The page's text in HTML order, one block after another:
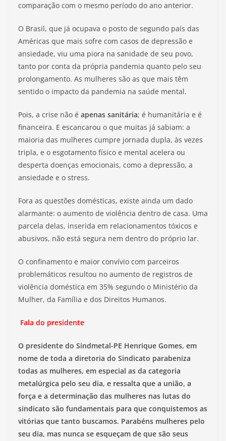
comparação com o mesmo período do ano anterior.
O Brasil, que já ocupava o posto de segundo país das
Américas que mais sofre com casos de depressão e
ansiedade, viu uma piora na sanidade de seu povo,
tanto por conta da própria pandemia quanto pelo seu
prolongamento. As mulheres são as que mais têm
sentido o impacto da pandemia na saúde mental.
Pois, a crise não é apenas sanitária; é humanitária e é
financeira. E escancarou o que muitas já sabiam: a
maioria das mulheres cumpre jornada dupla, às vezes
tripla, e o esgotamento físico e mental acelera ou
desperta doenças emocionais, como a depressão, a
ansiedade e o stress.
Fora as questões domésticas, existe ainda um dado
alarmante: o aumento de violência dentro de casa. Uma
parcela delas, inserida em relacionamentos tóxicos e
abusivos, não está segura nem dentro do próprio lar.
O confinamento e maior convívio com parceiros
problemáticos resultou no aumento de registros de
violência doméstica em 35% segundo o Ministério da
Mulher, da Família e dos Direitos Humanos.
Fala do presidente
O presidente do Sindmetal-PE Henrique Gomes, em
nome de toda a diretoria do Sindicato parabeniza
todas as mulheres, em especial as da categoria
metalúrgica pelo seu dia, e ressalta que a união, a
força e a determinação das mulheres nas lutas do
sindicato são fundamentais para que conquistemos as
vitórias que tanto buscamos. Parabéns mulheres pelo
seu dia, mas nunca se esqueçam de que são seus